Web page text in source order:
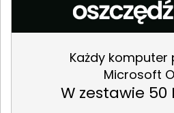
Każdy komputer
Microsoft
W zestawie 50